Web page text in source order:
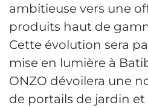
ambitieuse vers une
produits haut de
Cette évolution sera
mise en lumière à
ONZO dévoilera une
de portails de jardin et